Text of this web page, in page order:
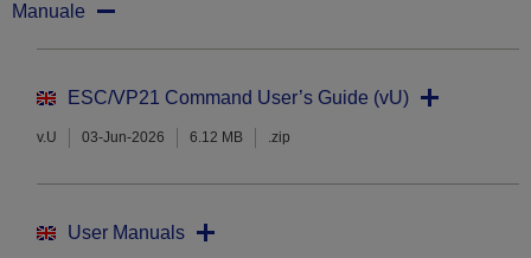
Manuale
ESC/VP21 Command User’s Guide (vU)
v.U 03-Jun-2026 6.12 MB .zip
User Manuals